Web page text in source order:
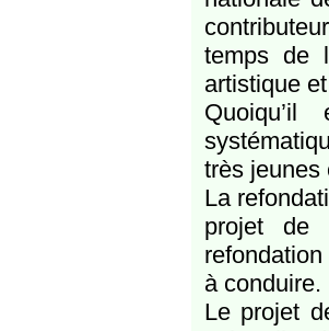
temps de
artistique
très jeunes
La
projet de
à conduire.
Le projet